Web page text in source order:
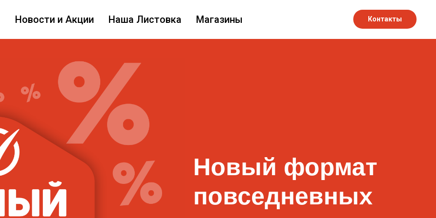
Новости и Акции Наша Листовка Магазины Контакты
Новый формат
повседневных